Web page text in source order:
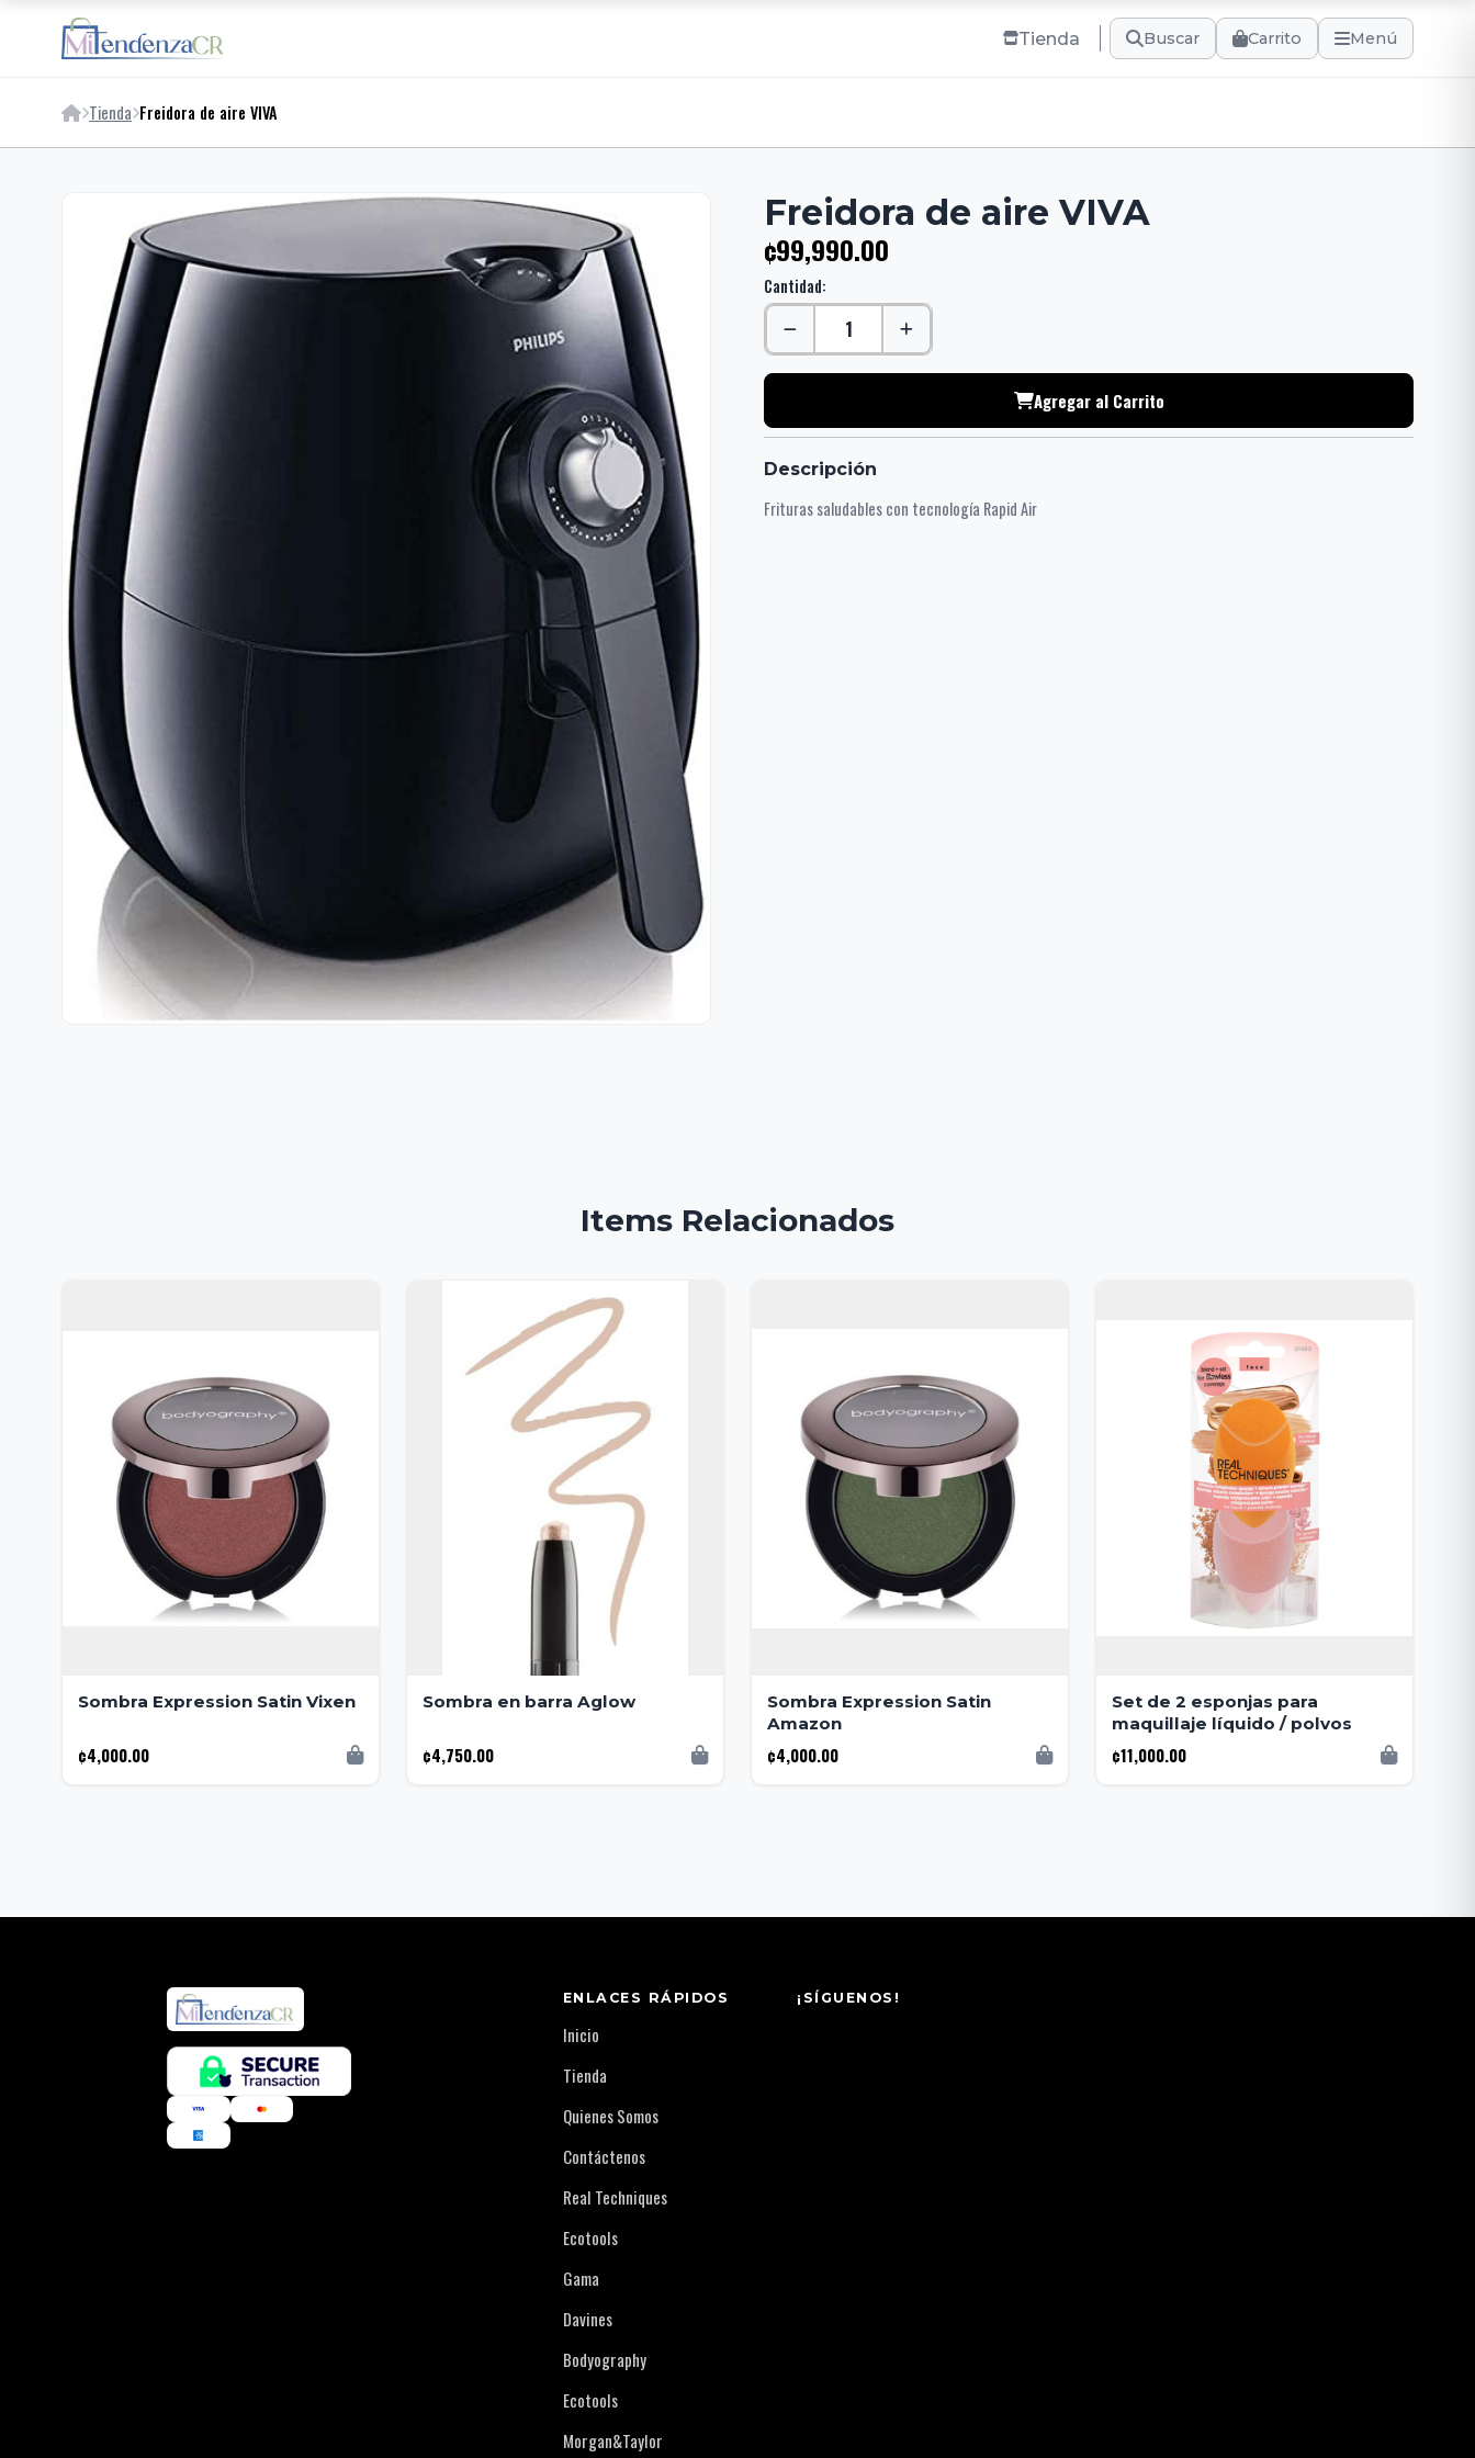
Tienda Buscar Carrito Menú
Tienda Freidora de aire VIVA
Freidora de aire VIVA
¢99,990.00
Cantidad:
Agregar al Carrito
Descripción
Frituras saludables con tecnología Rapid Air
Items Relacionados
Sombra Expression Satin Vixen
¢4,000.00
Sombra en barra Aglow
¢4,750.00
Sombra Expression Satin
Amazon
¢4,000.00
Set de 2 esponjas para
maquillaje líquido / polvos
¢11,000.00
ENLACES RÁPIDOS
Inicio
Tienda
Quienes Somos
Contáctenos
Real Techniques
Ecotools
Gama
Davines
Bodyography
Ecotools
Morgan&Taylor
¡SÍGUENOS!